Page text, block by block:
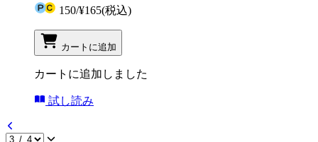
150/¥165(税込)
カートに追加
カートに追加しました
試し読み